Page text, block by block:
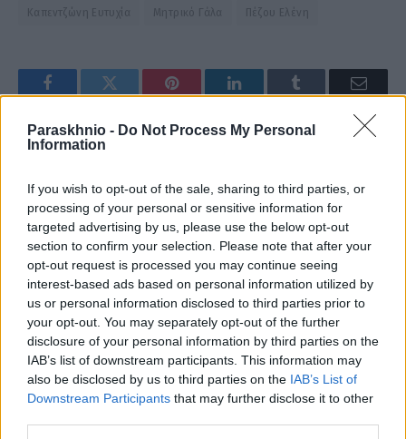
Paraskhnio - Do Not Process My Personal
Information
If you wish to opt-out of the sale, sharing to third parties, or
processing of your personal or sensitive information for
targeted advertising by us, please use the below opt-out
section to confirm your selection. Please note that after your
opt-out request is processed you may continue seeing
interest-based ads based on personal information utilized by
us or personal information disclosed to third parties prior to
your opt-out. You may separately opt-out of the further
disclosure of your personal information by third parties on the
IAB’s list of downstream participants. This information may
also be disclosed by us to third parties on the IAB’s List of
Downstream Participants that may further disclose it to other
Καπεντζώνη Ευτυχία Μητρικό Γάλα Πέζου Ελένη
FacebookTwitter Pinterest LinkedInTumblr Email
Το βίντεο του Ζελένσκι για τις
1000 μέρες πολέμου
Ένας 39χρονος έβρισε και
έφτυσε αστυνομικό
newsroom
ΣΧΕΤΙΚΑΑΡΘΡΑ